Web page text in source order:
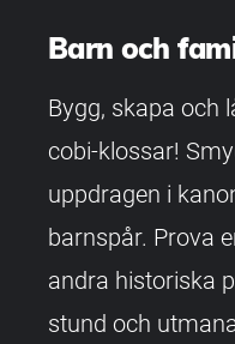
Barn och
Bygg, skapa och
cobi-klossar!
uppdragen i
barnspår. Prova
andra historiska
stund och